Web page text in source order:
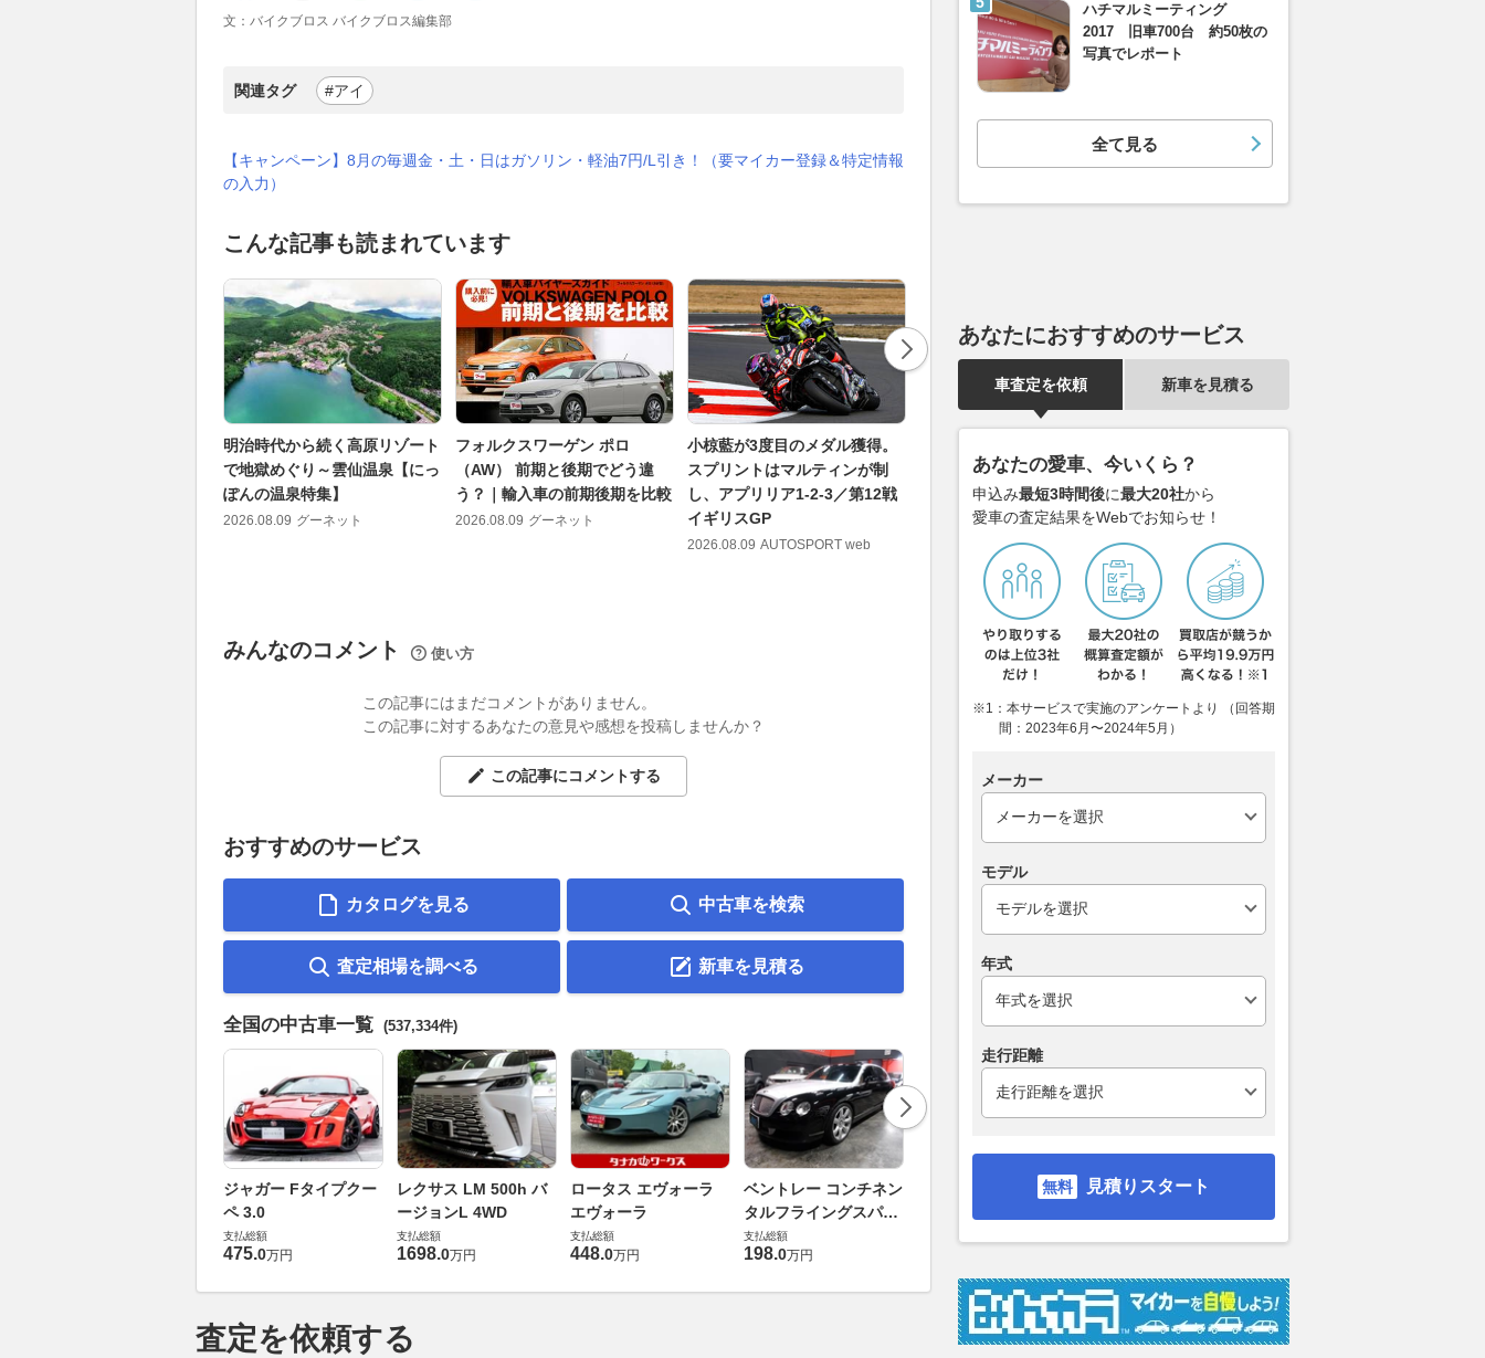
文：バイクブロス バイクブロス編集部
関連タグ #アイ
【キャンペーン】8月の毎週金・土・日はガソリン・軽油7円/L引き！（要マイカー登録＆特定情報
の入力）
こんな記事も読まれています
明治時代から続く高原リゾート
で地獄めぐり～雲仙温泉【にっ
ぽんの温泉特集】
2026.08.09 グーネット
フォルクスワーゲン ポロ
（AW） 前期と後期でどう違
う？｜輸入車の前期後期を比較
2026.08.09 グーネット
小椋藍が3度目のメダル獲得。
スプリントはマルティンが制
し、アプリリア1-2-3／第12戦
イギリスGP
2026.08.09 AUTOSPORT web
耗に苦しむもスプリント2
位！ ホルヘ・マルティンが逃
げ切り勝利｜MotoGPイギリス
GPスプリント
2026.08.09 motorsport.com 日本版
ゲバラ、今季3度目のポールポ
ジション獲得。佐々木歩夢が予
選トップ10
2026.08.08 motorsport.com 日本版
みんなのコメント 使い方
この記事にはまだコメントがありません。
この記事に対するあなたの意見や感想を投稿しませんか？
この記事にコメントする
おすすめのサービス
カタログを見る 中古車を検索
査定相場を調べる 新車を見積る
全国の中古車一覧 (537,334件)
ジャガー Fタイプクー
ペ 3.0
支払総額
475.0万円
レクサス LM 500h バ
ージョンL 4WD
支払総額
1698.0万円
ロータス エヴォーラ
エヴォーラ
支払総額
448.0万円
ベントレー コンチネン
タルフライングスパー
6.0 4WD
支払総額
198.0万円
ダイハツ ムーヴキャン
バス 660 ストライプス
9万円
ロールスロイス ゴース
905.1万円
898
査定を依頼する
ハチマルミーティング
2017 旧車700台 約50枚の
写真でレポート
全て見る
あなたにおすすめのサービス
車査定を依頼 新車を見積る
あなたの愛車、今いくら？
申込み最短3時間後に最大20社から
愛車の査定結果をWebでお知らせ！
※1：本サービスで実施のアンケートより （回答期
間：2023年6月〜2024年5月）
メーカー
モデル
年式
走行距離
見積りスタート